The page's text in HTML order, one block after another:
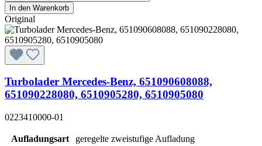
In den Warenkorb
Original
Turbolader Mercedes-Benz, 651090608088,
651090228080, 6510905280, 6510905080
0223410000-01
Aufladungsart
geregelte zweistufige Aufladung